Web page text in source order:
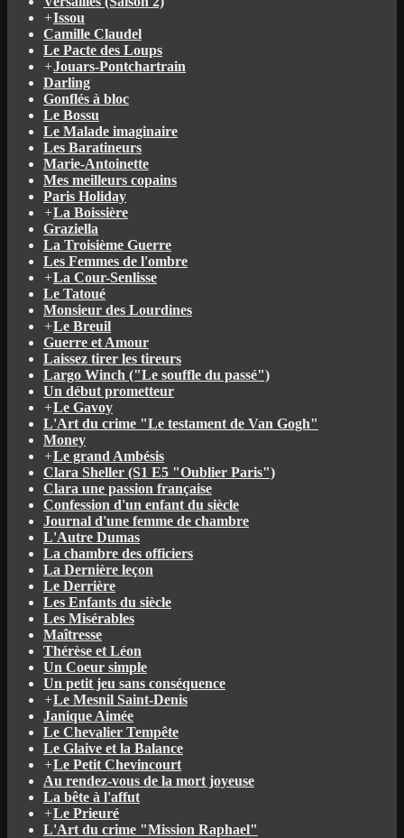
+Issou
Camille Claudel
Le Pacte des Loups
+Jouars-Pontchartrain
Darling
Gonflés à bloc
Le Bossu
Le Malade imaginaire
Les Baratineurs
Marie-Antoinette
Mes meilleurs copains
Paris Holiday
+La Boissière
Graziella
La Troisième Guerre
Les Femmes de l'ombre
+La Cour-Senlisse
Le Tatoué
Monsieur des Lourdines
+Le Breuil
Guerre et Amour
Laissez tirer les tireurs
Largo Winch ("Le souffle du passé")
Un début prometteur
+Le Gavoy
L'Art du crime "Le testament de Van Gogh"
Money
+Le grand Ambésis
Clara Sheller (S1 E5 "Oublier Paris")
Clara une passion française
Confession d'un enfant du siècle
Journal d'une femme de chambre
L'Autre Dumas
La chambre des officiers
La Dernière leçon
Le Derrière
Les Enfants du siècle
Les Misérables
Maîtresse
Thérèse et Léon
Un Coeur simple
Un petit jeu sans conséquence
+Le Mesnil Saint-Denis
Janique Aimée
Le Chevalier Tempête
Le Glaive et la Balance
+Le Petit Chevincourt
Au rendez-vous de la mort joyeuse
La bête à l'affut
+Le Prieuré
L'Art du crime "Mission Raphael"